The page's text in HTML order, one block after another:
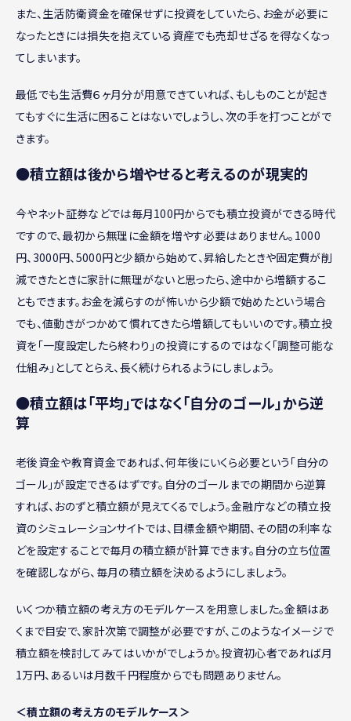
また、生活防衛資金を確保せずに投資をしていたら、お金が必要に
なったときには損失を抱えている資産でも売却せざるを得なくなっ
てしまいます。
最低でも生活費６ヶ月分が用意できていれば、もしものことが起き
てもすぐに生活に困ることはないでしょうし、次の手を打つことがで
きます。
●積立額は後から増やせると考えるのが現実的
今やネット証券などでは毎月100円からでも積立投資ができる時代
ですので、最初から無理に金額を増やす必要はありません。1000
円、3000円、5000円と少額から始めて、昇給したときや固定費が削
減できたときに家計に無理がないと思ったら、途中から増額するこ
ともできます。お金を減らすのが怖いから少額で始めたという場合
でも、値動きがつかめて慣れてきたら増額してもいいのです。積立投
資を「一度設定したら終わり」の投資にするのではなく「調整可能な
仕組み」としてとらえ、長く続けられるようにしましょう。
●積立額は「平均」ではなく「自分のゴール」から逆
算
老後資金や教育資金であれば、何年後にいくら必要という「自分の
ゴール」が設定できるはずです。自分のゴールまでの期間から逆算
すれば、おのずと積立額が見えてくるでしょう。金融庁などの積立投
資のシミュレーションサイトでは、目標金額や期間、その間の利率な
どを設定することで毎月の積立額が計算できます。自分の立ち位置
を確認しながら、毎月の積立額を決めるようにしましょう。
いくつか積立額の考え方のモデルケースを用意しました。金額はあ
くまで目安で、家計次第で調整が必要ですが、このようなイメージで
積立額を検討してみてはいかがでしょうか。投資初心者であれば月
1万円、あるいは月数千円程度からでも問題ありません。
＜積立額の考え方のモデルケース＞